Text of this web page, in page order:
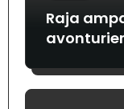
Raja